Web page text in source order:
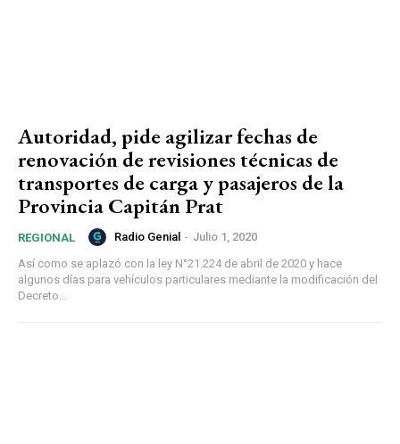
Autoridad, pide agilizar fechas de
renovación de revisiones técnicas de
transportes de carga y pasajeros de la
Provincia Capitán Prat
REGIONAL Radio Genial - Julio 1, 2020
Así como se aplazó con la ley N°21.224 de abril de 2020 y hace
algunos días para vehículos particulares mediante la modificación del
Decreto...